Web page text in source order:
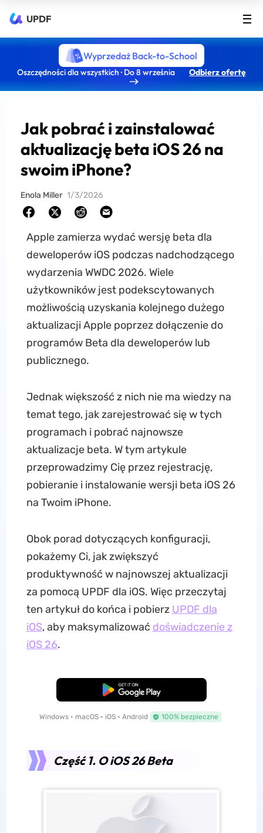
UPDF
Wyprzedaż Back-to-School
Oszczędności dla wszystkich · Do 8 września Odbierz ofertę
Jak pobrać i zainstalować
aktualizację beta iOS 26 na
swoim iPhone?
Enola Miller 1/3/2026
Apple zamierza wydać wersję beta dla
deweloperów iOS podczas nadchodzącego
wydarzenia WWDC 2026. Wiele
użytkowników jest podekscytowanych
możliwością uzyskania kolejnego dużego
aktualizacji Apple poprzez dołączenie do
programów Beta dla deweloperów lub
publicznego.
Jednak większość z nich nie ma wiedzy na
temat tego, jak zarejestrować się w tych
programach i pobrać najnowsze
aktualizacje beta. W tym artykule
przeprowadzimy Cię przez rejestrację,
pobieranie i instalowanie wersji beta iOS 26
na Twoim iPhone.
Obok porad dotyczących konfiguracji,
pokażemy Ci, jak zwiększyć
produktywność w najnowszej aktualizacji
za pomocą UPDF dla iOS. Więc przeczytaj
ten artykuł do końca i pobierz UPDF dla
iOS, aby maksymalizować doświadczenie z
iOS 26.
Pobierz za darmo
Windows • macOS • iOS • Android 100% bezpieczne
Część 1. O iOS 26 Beta